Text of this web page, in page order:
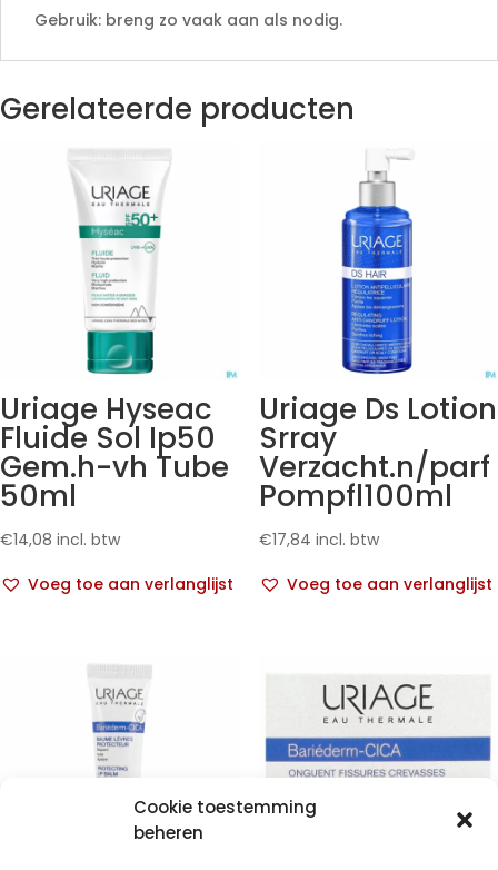
Cookie toestemming
beheren
Gebruik: breng zo vaak aan als nodig.
Gerelateerde producten
Uriage Hyseac
Fluide Sol Ip50
Gem.h-vh Tube
50ml
€14,08 incl. btw
Voeg toe aan verlanglijst
Uriage Ds Lotion
Srray
Verzacht.n/parf
Pompfl100ml
€17,84 incl. btw
Voeg toe aan verlanglijst